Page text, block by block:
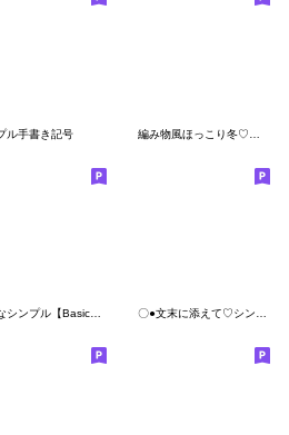
ル手書き記号
大人なシンプル【Basic】♡絵文字 〇●文末に添えて♡シンプル記号絵文字●〇